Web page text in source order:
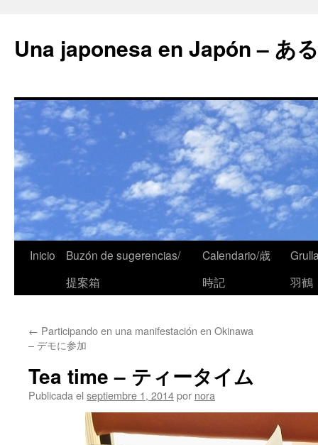
Una japonesa en Japón – あ
Inicio
Buzón de sugerencias/
提案箱
Calendario/歳
時記
羽鶴
← Participando en una manifestación en Okinawa
– デモに参加
Tea time – ティータイム
Publicada el septiembre 1, 2014por nora